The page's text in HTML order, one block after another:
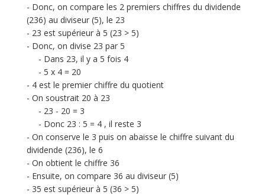
Donc, on compare les 2 premiers chiffres du dividende
(236) au diviseur (5), le 23
23 est supérieur à 5 (23 > 5)
Donc, on divise 23 par 5
Dans 23, il y a 5 fois 4
5 x 4 = 20
4 est le premier chiffre du quotient
On soustrait 20 à 23
23 - 20 = 3
Donc 23 : 5 = 4 , il reste 3
On conserve le 3 puis on abaisse le chiffre suivant du
dividende (236), le 6
On obtient le chiffre 36
Ensuite, on compare 36 au diviseur (5)
35 est supérieur à 5 (36 > 5)